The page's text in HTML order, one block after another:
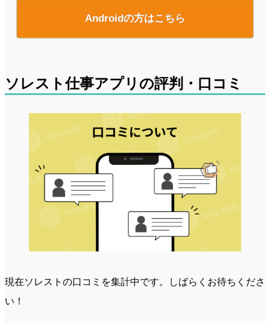
Androidの方はこちら
ソレスト仕事アプリの評判・口コミ
現在ソレストの口コミを集計中です。しばらくお待ちくださ
い！